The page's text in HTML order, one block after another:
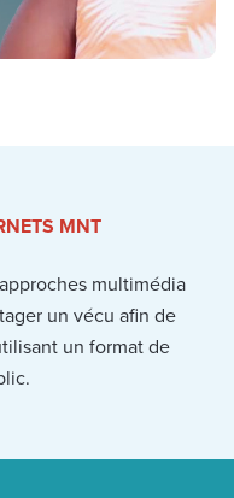
MNT
multimédia
un vécu afin de
un format de